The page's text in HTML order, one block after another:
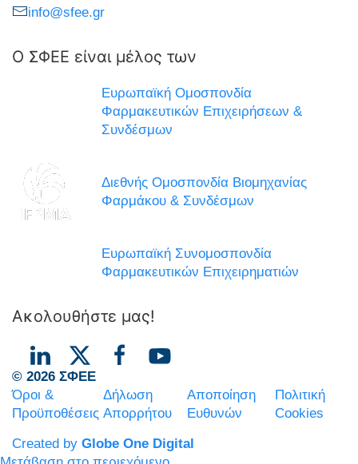
info@sfee.gr
Ο ΣΦΕΕ είναι μέλος των
Ευρωπαϊκή Ομοσπονδία
Φαρμακευτικών Επιχειρήσεων &
Συνδέσμων
Διεθνής Ομοσπονδία Βιομηχανίας
Φαρμάκου & Συνδέσμων
Ευρωπαϊκή Συνομοσπονδία
Φαρμακευτικών Επιχειρηματιών
Ακολουθήστε μας!
© 2026 ΣΦΕΕ
Όροι &
Προϋποθέσεις
Δήλωση
Απορρήτου
Αποποίηση
Ευθυνών
Πολιτική
Cookies
Created by Globe One Digital